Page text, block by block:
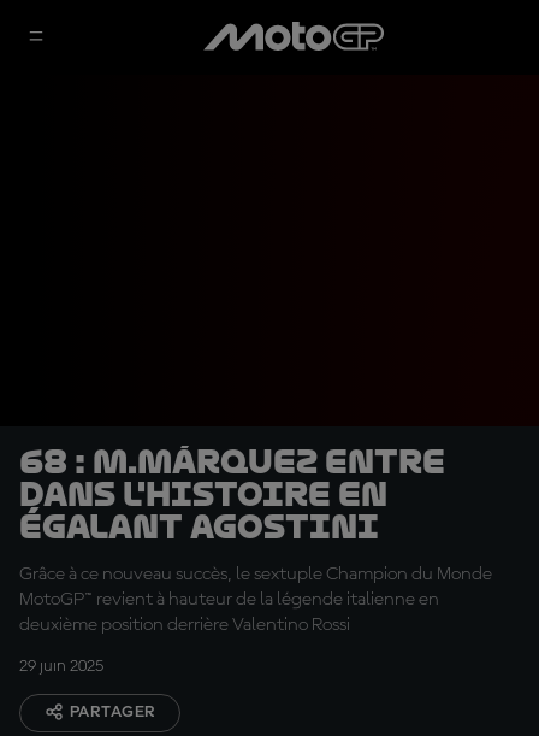
68 : M.Márquez entre
dans l'histoire en
égalant Agostini
Grâce à ce nouveau succès, le sextuple Champion du Monde
MotoGP™ revient à hauteur de la légende italienne en
deuxième position derrière Valentino Rossi
29 juin 2025
PARTAGER